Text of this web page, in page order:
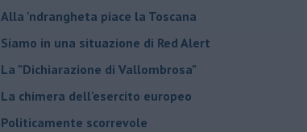
Alla 'ndrangheta piace la Toscana
Siamo in una situazione di Red Alert
La "Dichiarazione di Vallombrosa"
La chimera dell'esercito europeo
Politicamente scorrevole